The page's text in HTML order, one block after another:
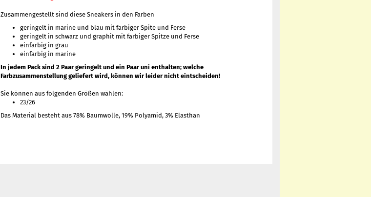
Zusammengestellt sind diese Sneakers in den Farben
geringelt in marine und blau mit farbiger Spite und Ferse
geringelt in schwarz und graphit mit farbiger Spitze und Ferse
einfarbig in grau
einfarbig in marine
In jedem Pack sind 2 Paar geringelt und ein Paar uni enthalten; welche
Farbzusammenstellung geliefert wird, können wir leider nicht eintscheiden!
Sie können aus folgenden Größen wählen:
23/26
Das Material besteht aus 78% Baumwolle, 19% Polyamid, 3% Elasthan